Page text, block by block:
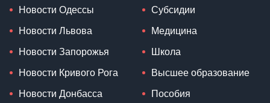
Новости Одессы
Новости Львова
Новости Запорожья
Новости Кривого Рога
Новости Донбасса
Субсидии
Медицина
Школа
Высшее образование
Пособия